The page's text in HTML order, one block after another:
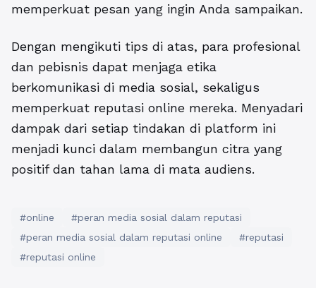
memperkuat pesan yang ingin Anda sampaikan.
Dengan mengikuti tips di atas, para profesional
dan pebisnis dapat menjaga etika
berkomunikasi di media sosial, sekaligus
memperkuat reputasi online mereka. Menyadari
dampak dari setiap tindakan di platform ini
menjadi kunci dalam membangun citra yang
positif dan tahan lama di mata audiens.
#online
#peran media sosial dalam reputasi
#peran media sosial dalam reputasi online
#reputasi
#reputasi online